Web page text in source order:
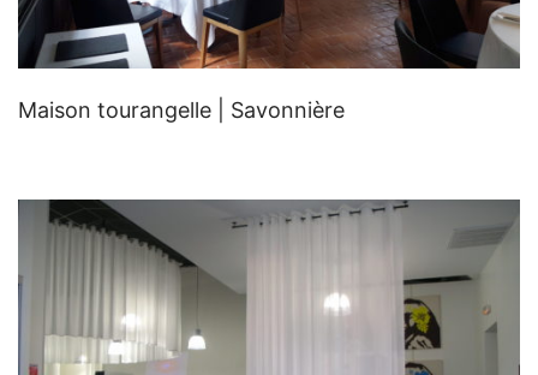
Maison tourangelle | Savonnière